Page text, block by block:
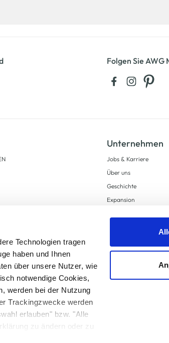
Technologien tragen
haben und Ihnen
über unsere Nutzer, wie
notwendige Cookies,
werden bei der Nutzung
Trackingzwecke werden
erlauben" bzw. "Alle
zu ändern oder zu
Folgen Sie AWG
Unternehmen
Jobs & Karriere
Über uns
Geschichte
Expansion
Barrierefreiheit